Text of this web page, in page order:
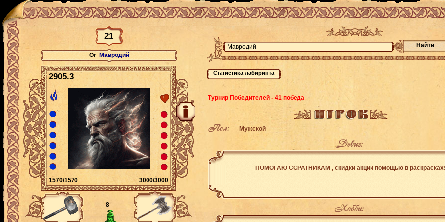
21
Or Мавродий
2905.3
1570/1570 3000/3000
8
Найти
Турнир Победителей - 41 победа
Пол: Мужской
Девиз:
ПОМОГАЮ СОРАТНИКАМ , скидки акции помощью в раскрасках!
Хобби: